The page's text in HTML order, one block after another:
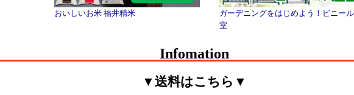
おいしいお米 福井精米
ガーデニングをはじめよう！ビニー
室
Infomation
▼送料はこちら▼